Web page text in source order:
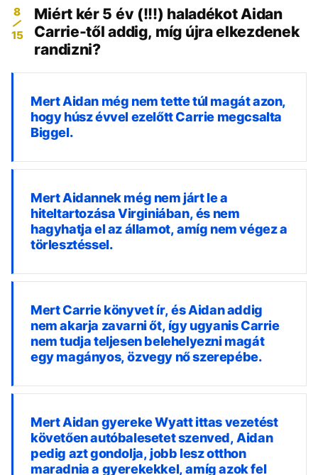
8
15
Miért kér 5 év (!!!) haladékot Aidan
Carrie-től addig, míg újra elkezdenek
randizni?
Mert Aidan még nem tette túl magát azon,
hogy húsz évvel ezelőtt Carrie megcsalta
Biggel.
Mert Aidannek még nem járt le a
hiteltartozása Virginiában, és nem
hagyhatja el az államot, amíg nem végez a
törlesztéssel.
Mert Carrie könyvet ír, és Aidan addig
nem akarja zavarni őt, így ugyanis Carrie
nem tudja teljesen belehelyezni magát
egy magányos, özvegy nő szerepébe.
Mert Aidan gyereke Wyatt ittas vezetést
követően autóbalesetet szenved, Aidan
pedig azt gondolja, jobb lesz otthon
maradnia a gyerekekkel, amíg azok fel